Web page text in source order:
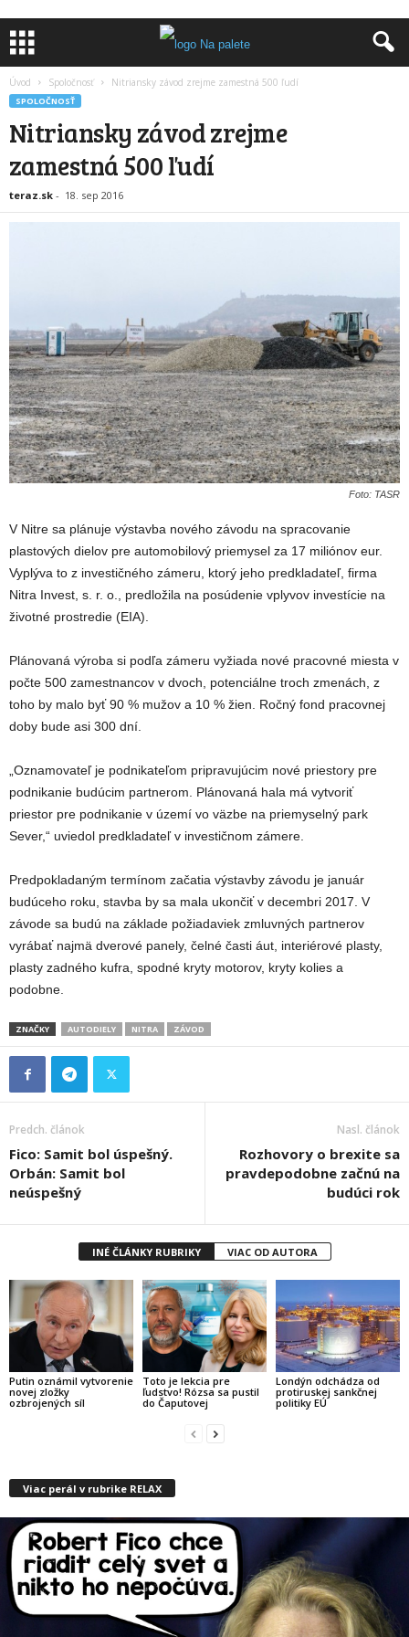
Úvod Spoločnosť Nitriansky závod zrejme zamestná 500 ľudí
SPOLOČNOSŤ
Nitriansky závod zrejme
zamestná 500 ľudí
teraz.sk - 18. sep 2016
Foto: TASR
V Nitre sa plánuje výstavba nového závodu na spracovanie
plastových dielov pre automobilový priemysel za 17 miliónov eur.
Vyplýva to z investičného zámeru, ktorý jeho predkladateľ, firma
Nitra Invest, s. r. o., predložila na posúdenie vplyvov investície na
životné prostredie (EIA).
Plánovaná výroba si podľa zámeru vyžiada nové pracovné miesta v
počte 500 zamestnancov v dvoch, potenciálne troch zmenách, z
toho by malo byť 90 % mužov a 10 % žien. Ročný fond pracovnej
doby bude asi 300 dní.
„Oznamovateľ je podnikateľom pripravujúcim nové priestory pre
podnikanie budúcim partnerom. Plánovaná hala má vytvoriť
priestor pre podnikanie v území vo väzbe na priemyselný park
Sever,“ uviedol predkladateľ v investičnom zámere.
Predpokladaným termínom začatia výstavby závodu je január
budúceho roku, stavba by sa mala ukončiť v decembri 2017. V
závode sa budú na základe požiadaviek zmluvných partnerov
vyrábať najmä dverové panely, čelné časti áut, interiérové plasty,
plasty zadného kufra, spodné kryty motorov, kryty kolies a
podobne.
ZNAČKY AUTODIELY NITRA ZÁVOD
Predch. článok
Fico: Samit bol úspešný.
Orbán: Samit bol
neúspešný
Nasl. článok
Rozhovory o brexite sa
pravdepodobne začnú na
budúci rok
INÉ ČLÁNKY RUBRIKY VIAC OD AUTORA
Putin oznámil vytvorenie
novej zložky
ozbrojených síl
Toto je lekcia pre
ľudstvo! Rózsa sa pustil
do Čaputovej
Londýn odchádza od
protiruskej sankčnej
politiky EÚ
Viac perál v rubrike RELAX